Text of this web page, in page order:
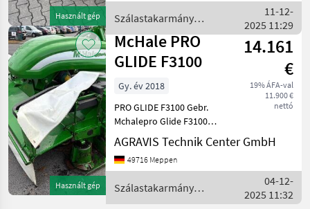
Használt gép
Warntafeln
Zinkenaufbereite
Szálastakarmány
betakarítók / McHale
11-12-
2025 11:29
Használt gép
McHale PRO
GLIDE F3100
14.161
€
19% ÁFA-val
11.900 €
nettó
Gy. év 2018
PRO GLIDE F3100 Gebr.
Mchalepro Glide F3100
Front-Anbau Gelenkwelle
Zinkenaufbereiter Mech.
Auflagedruckentlastung
betakarítók Kasza
AGRAVIS Technik Center GmbH
49716 Meppen
Szálastakarmány
betakarítók / McHale
04-12-
2025 11:32